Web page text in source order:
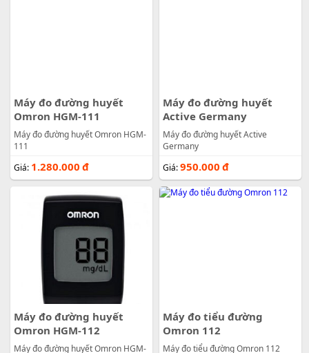
Máy đo đường huyết
Omron HGM-111
Máy đo đường huyết Omron HGM-
111
Giá: 1.280.000 đ
Máy đo đường huyết
Active Germany
Máy đo đường huyết Active
Germany
Giá:950.000 đ
Máy đo đường huyết
Omron HGM-112
Máy đo đường huyết Omron HGM-
Máy đo tiểu đường
Omron 112
Máy đo tiểu đường Omron 112